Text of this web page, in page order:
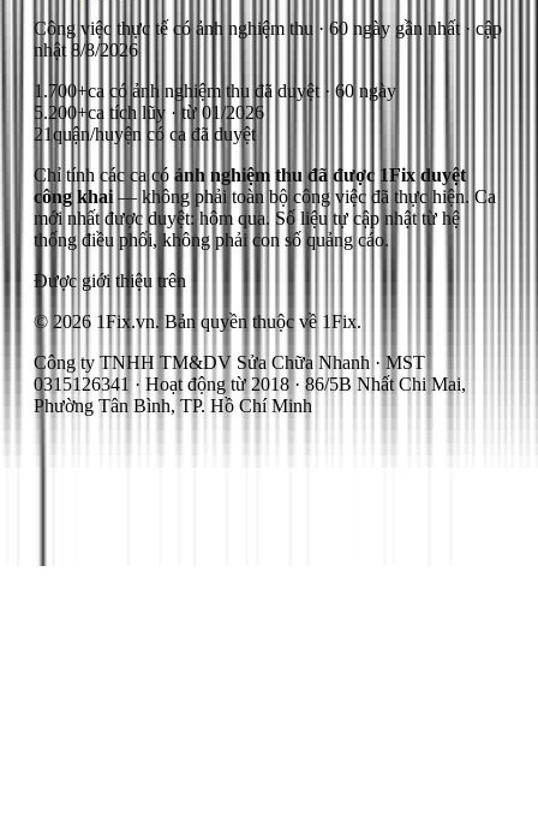
Công việc thực tế có ảnh nghiệm thu · 60 ngày gần nhất· cập
nhật8/8/2026
1.700+ca có ảnh nghiệm thu đã duyệt · 60 ngày
5.200+ca tích lũy · từ 01/2026
21quận/huyện có ca đã duyệt
Chỉ tính các ca có ảnh nghiệm thu đã được 1Fix duyệt
công khai— không phải toàn bộ công việc đã thực hiện. Ca
mới nhất được duyệt: hôm qua. Số liệu tự cập nhật từ hệ
thống điều phối, không phải con số quảng cáo.
Được giới thiệu trên
© 2026 1Fix.vn. Bản quyền thuộc về 1Fix.
Công ty TNHH TM&DV Sửa Chữa Nhanh · MST
0315126341 · Hoạt động từ 2018 · 86/5B Nhất Chi Mai,
Phường Tân Bình, TP. Hồ Chí Minh